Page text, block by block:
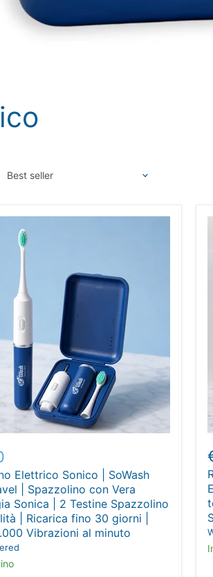
Elettrico Sonico | SoWash
| Spazzolino con Vera
Sonica | 2 Testine Spazzolino
| Ricarica fino 30 giorni |
Vibrazioni al minuto